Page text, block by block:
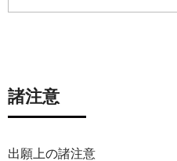
諸注意
出願上の諸注意